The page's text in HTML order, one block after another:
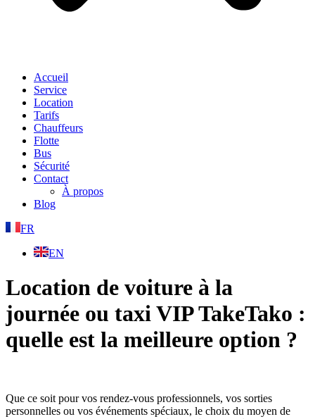
Accueil
Service
Location
Tarifs
Chauffeurs
Flotte
Bus
Sécurité
Contact
À propos
Blog
FR
EN
Location de voiture à la
journée ou taxi VIP TakeTako :
quelle est la meilleure option ?
Que ce soit pour vos rendez-vous professionnels, vos sorties
personnelles ou vos événements spéciaux, le choix du moyen de